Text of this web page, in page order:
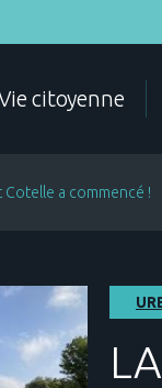
citoyenne
a commencé !